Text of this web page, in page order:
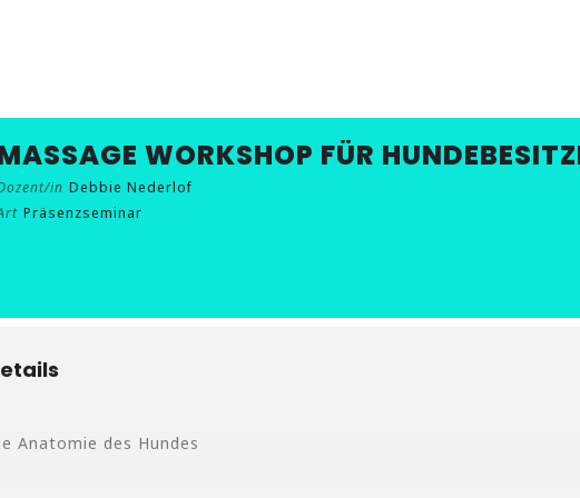
WORKSHOP FÜR
in Debbie Nederlof
Präsenzseminar
Anatomie des Hundes